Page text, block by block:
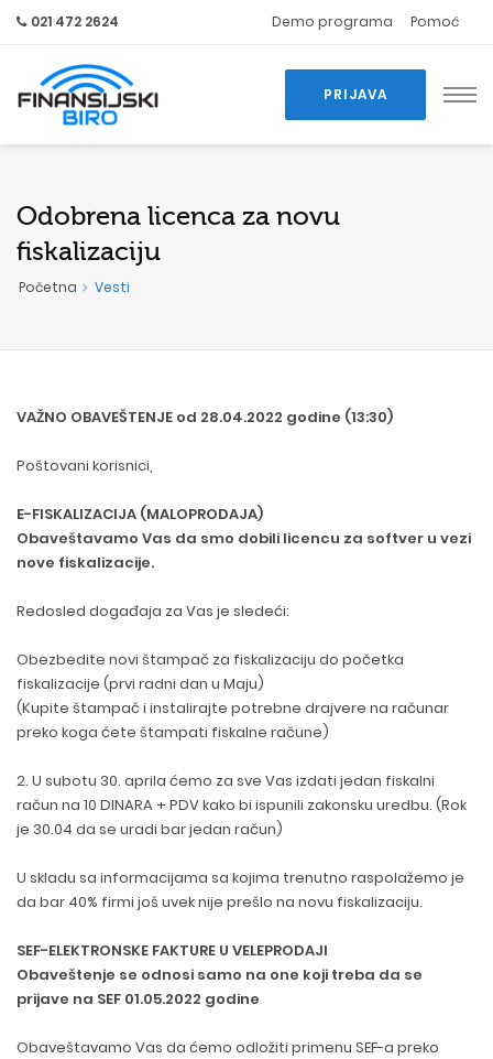
021 472 2624 Demo programa Pomoć
PRIJAVA
Odobrena licenca za novu
fiskalizaciju
Početna Vesti
VAŽNO OBAVEŠTENJE od 28.04.2022 godine (13:30)
Poštovani korisnici,
E-FISKALIZACIJA (MALOPRODAJA)
Obaveštavamo Vas da smo dobili licencu za softver u vezi
nove fiskalizacije.
Redosled događaja za Vas je sledeći:
Obezbedite novi štampač za fiskalizaciju do početka
fiskalizacije (prvi radni dan u Maju)
(Kupite štampač i instalirajte potrebne drajvere na računar
preko koga ćete štampati fiskalne račune)
2. U subotu 30. aprila ćemo za sve Vas izdati jedan fiskalni
račun na 10 DINARA + PDV kako bi ispunili zakonsku uredbu. (Rok
je 30.04 da se uradi bar jedan račun)
U skladu sa informacijama sa kojima trenutno raspolažemo je
da bar 40% firmi još uvek nije prešlo na novu fiskalizaciju.
SEF-ELEKTRONSKE FAKTURE U VELEPRODAJI
Obaveštenje se odnosi samo na one koji treba da se
prijave na SEF 01.05.2022 godine
Obaveštavamo Vas da ćemo odložiti primenu SEF-a preko